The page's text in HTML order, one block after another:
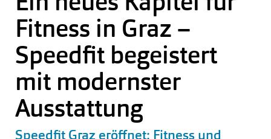
Fitness in Graz –
Speedfit begeistert
mit modernster
Ausstattung
Speedfit Graz eröffnet: Fitness und